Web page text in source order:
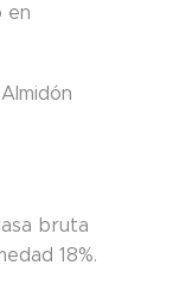
en
bruta
18%.